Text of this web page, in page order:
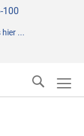
100
...
Suche